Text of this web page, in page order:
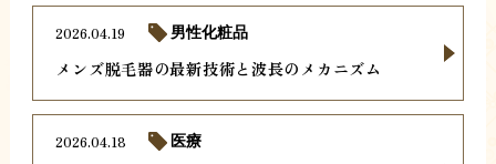
メンズ脱毛器の最新技術と波長のメカニズム
2026.04.19 男性化粧品
2026.04.18 医療